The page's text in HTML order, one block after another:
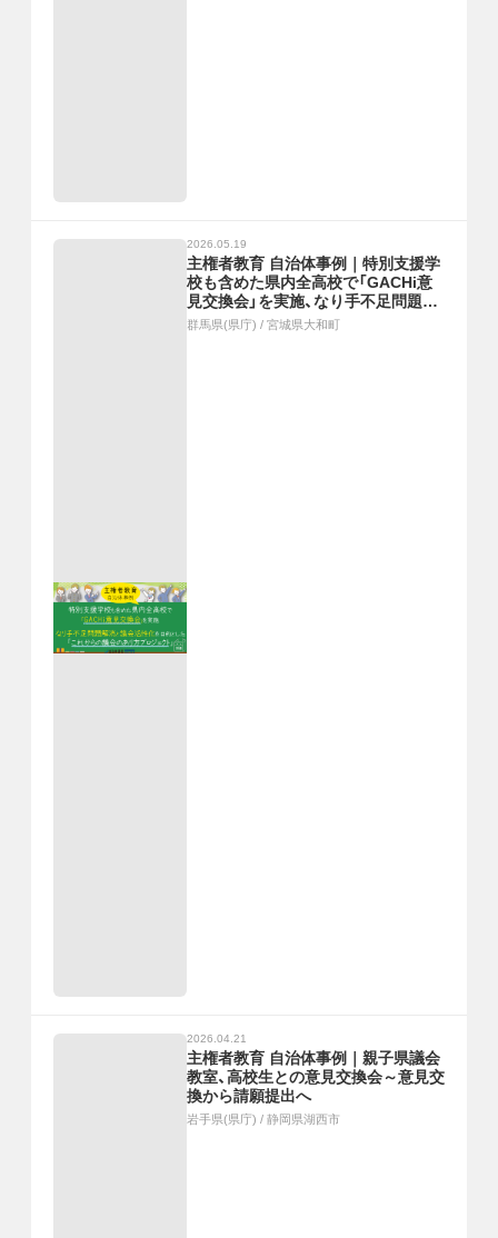
2026.05.19
主権者教育 自治体事例｜特別支援学
校も含めた県内全高校で「GACHi意
見交換会」を実施、なり手不足問題解
消と議会活性化を目的にしたこれか
群馬県(県庁) / 宮城県大和町
2026.04.21
主権者教育 自治体事例｜親子県議会
教室、高校生との意見交換会～意見交
換から請願提出へ
岩手県(県庁) / 静岡県湖西市